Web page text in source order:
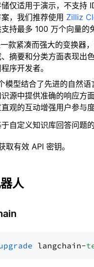
仅适用于演示，不支持
，我们推荐使用 Zilliz
持最多 100 万个向量的
款紧凑而强大的变换器
摘要和分类方面表现出
序开发者。
模型结合了先进的自然
源中提供准确的响应方
观的互动增强用户参与度
自定义知识库回答问题
取有效 API 密钥。
人
langchain-